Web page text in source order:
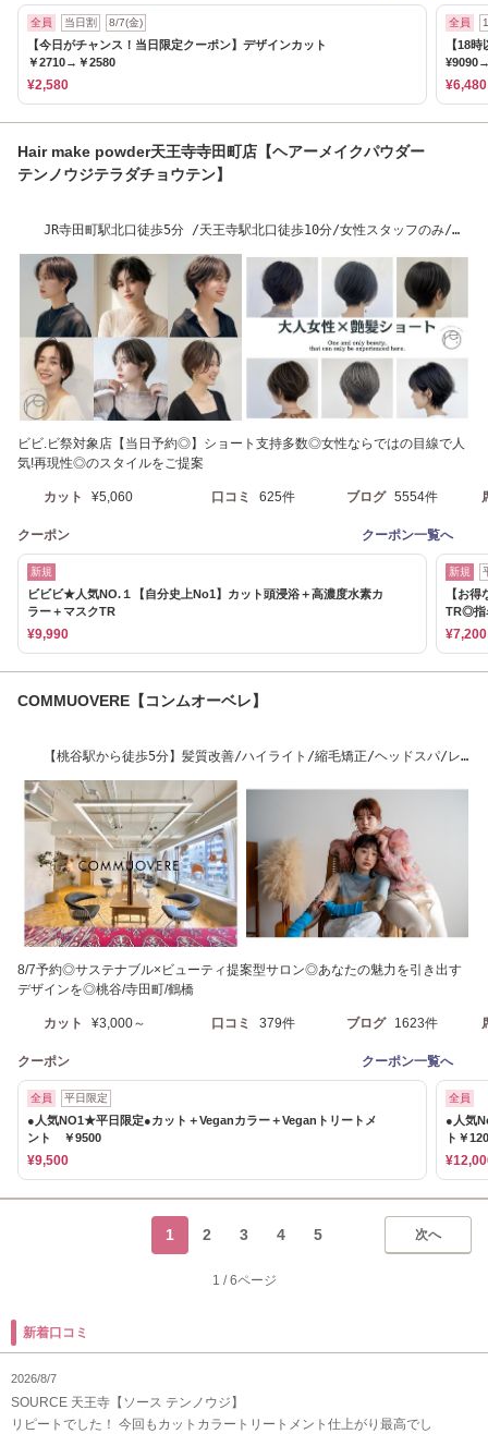
全員 当日割 8/7(金)
【今日がチャンス！当日限定クーポン】デザインカット
￥2710→￥2580
¥2,580
全員
【18
¥6,480
Hair make powder天王寺寺田町店【ヘアーメイクパウダー
テンノウジテラダチョウテン】
JR寺田町駅北口徒歩5分 /天王寺駅北口徒歩10分/女性スタッフのみ/髪
ビビ.ビ祭対象店【当日予約◎】ショート支持多数◎女性ならではの目線で人
気!再現性◎のスタイルをご提案
カット ¥5,060 口コミ 625件 ブログ 5554件
クーポン クーポン一覧へ
新規
ビビビ★人気NO.１【自分史上No1】カット頭浸浴＋高濃度水素カ
ラー＋マスクTR
¥9,990
新規
【お
TR◎指
¥7,200
COMMUOVERE【コンムオーベレ】
【桃谷駅から徒歩5分】髪質改善/ハイライト/縮毛矯正/ヘッドスパ/レ
8/7予約◎サステナブル×ビューティ提案型サロン◎あなたの魅力を引き出す
デザインを◎桃谷/寺田町/鶴橋
カット ¥3,000～ 口コミ 379件 ブログ 1623件
クーポン クーポン一覧へ
全員 平日限定
●人気NO1★平日限定●カット＋Veganカラー＋Veganトリートメ
ント ￥9500
¥9,500
全員
●人気
ト￥
次へ
1 2 3 4 5
1 / 6ページ
新着口コミ
2026/8/7
SOURCE 天王寺【ソース テンノウジ】
リピートでした！ 今回もカットカラートリートメント仕上がり最高でし